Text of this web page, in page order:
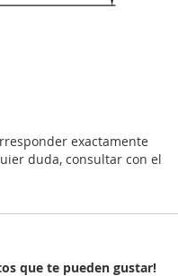
exactamente
duda, consultar con el
que te pueden gustar!